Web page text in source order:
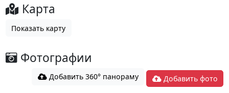
Карта
Показать карту
Фотографии
Добавить 360° панораму Добавить фото